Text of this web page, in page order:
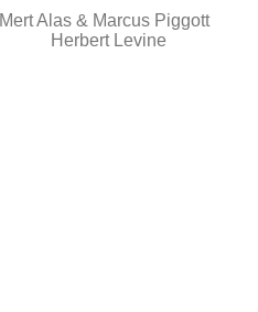
Mert Alas & Marcus Piggott
Herbert Levine